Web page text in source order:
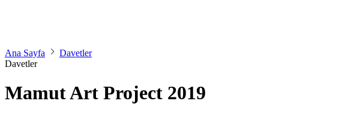
Ana Sayfa
Davetler
Davetler
Mamut Art Project 2019